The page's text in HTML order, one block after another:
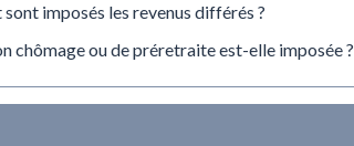
imposés les revenus différés ?
chômage ou de préretraite est-elle imposée ?